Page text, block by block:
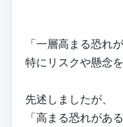
「一層高まる恐れ
特にリスクや懸念
先述しましたが、
「高まる恐れがあ